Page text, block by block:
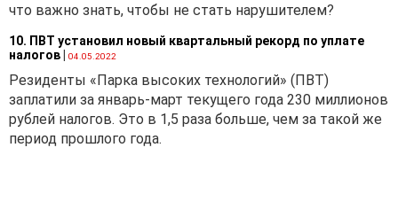
что важно знать, чтобы не стать нарушителем?
10. ПВТ установил новый квартальный рекорд по уплате
налогов
04.05.2022
Резиденты «Парка высоких технологий» (ПВТ)
заплатили за январь-март текущего года 230 миллионов
рублей налогов. Это в 1,5 раза больше, чем за такой же
период прошлого года.